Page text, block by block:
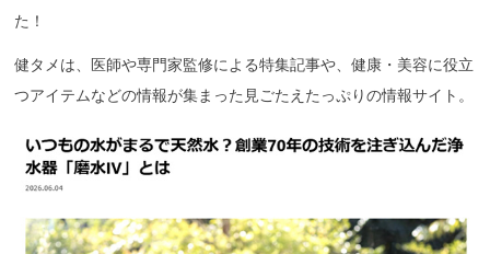
た！
健タメは、医師や専門家監修による特集記事や、健康・美容に役立
つアイテムなどの情報が集まった見ごたえたっぷりの情報サイト。